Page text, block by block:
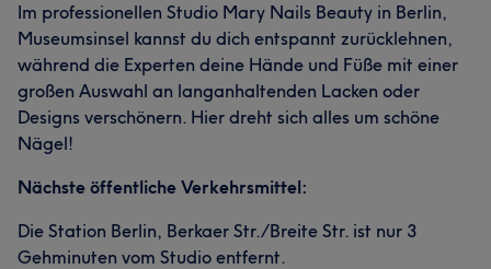
Im professionellen Studio Mary Nails Beauty in Berlin,
Museumsinsel kannst du dich entspannt zurücklehnen,
während die Experten deine Hände und Füße mit einer
großen Auswahl an langanhaltenden Lacken oder
Designs verschönern. Hier dreht sich alles um schöne
Nägel!
Nächste öffentliche Verkehrsmittel:
Die Station Berlin, Berkaer Str./Breite Str. ist nur 3
Gehminuten vom Studio entfernt.